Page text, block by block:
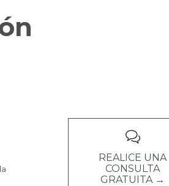

REALICE UNA
CONSULTA
GRATUITA →